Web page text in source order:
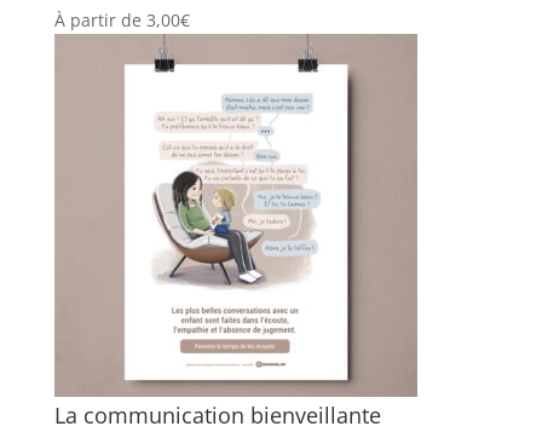
À partir de 3,00€
La communication bienveillante